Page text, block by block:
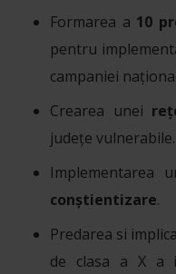
Formarea a 10
pentru
campaniei
Crearea unei
județe vulnerabile.
Implementarea
conștientizare.
Predarea si
de clasa a X a